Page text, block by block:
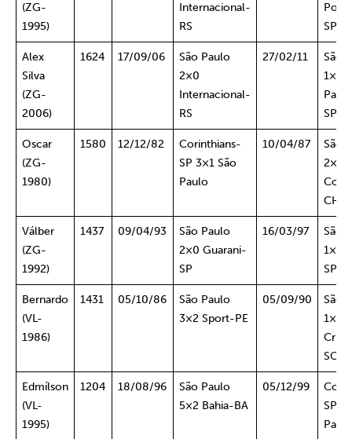
(ZG-
1995)
Internacional-
RS
SP
Alex
Silva
(ZG-
2006)
1624 17/09/06
São Paulo
2×0
Internacional-
RS
27/02/11
São
1×1
SP
Oscar
(ZG-
1980)
1580 12/12/82
Corinthians-
SP 3×1 São
Paulo
10/04/87
São
2×1
CHL
Válber
(ZG-
1992)
1437 09/04/93
São Paulo
2×0 Guarani-
SP
16/03/97
São
1×1
SP
Bernardo
(VL-
1986)
1431 05/10/86
São Paulo
3×2 Sport-PE
05/09/90
São
1×0
SC
Edmílson
(VL-
1995)
1204 18/08/96
São Paulo
5×2 Bahia-BA
05/12/99
SP
Paulo